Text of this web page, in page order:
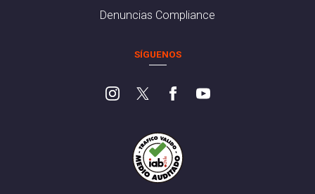
Denuncias Compliance
SÍGUENOS